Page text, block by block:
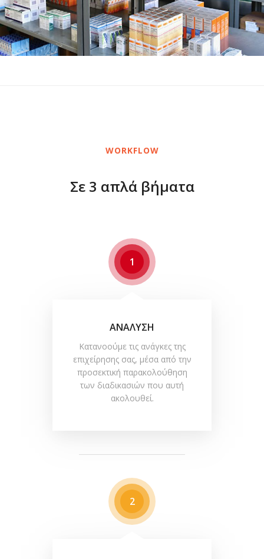
WORKFLOW
Σε 3 απλά βήματα
1
ΑΝΑΛΥΣΗ
Κατανοούμε τις ανάγκες της
επιχείρησης σας, μέσα από την
προσεκτική παρακολούθηση
των διαδικασιών που αυτή
ακολουθεί.
2